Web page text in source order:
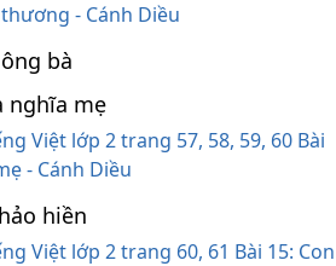
- Cánh Diều
bà
nghĩa mẹ
Việt lớp 2 trang 57, 58, 59, 60 Bài
- Cánh Diều
hiền
Việt lớp 2 trang 60, 61 Bài 15: Con